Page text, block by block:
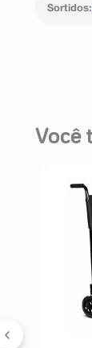
Sortidos:
Você